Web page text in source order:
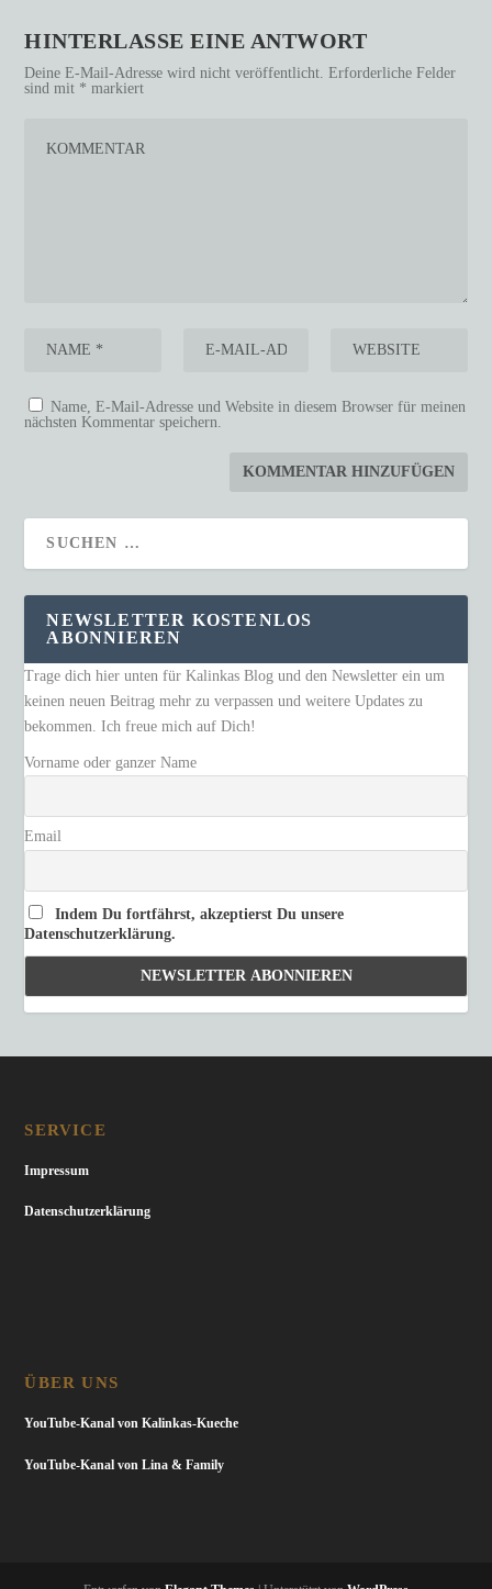
HINTERLASSE EINE ANTWORT
Deine E-Mail-Adresse wird nicht veröffentlicht. Erforderliche Felder
sind mit * markiert
Name, E-Mail-Adresse und Website in diesem Browser für meinen
nächsten Kommentar speichern.
NEWSLETTER KOSTENLOS
ABONNIEREN
Trage dich hier unten für Kalinkas Blog und den Newsletter ein um
keinen neuen Beitrag mehr zu verpassen und weitere Updates zu
bekommen. Ich freue mich auf Dich!
Vorname oder ganzer Name
Email
Indem Du fortfährst, akzeptierst Du unsere
Datenschutzerklärung.
SERVICE
Impressum
Datenschutzerklärung
ÜBER UNS
YouTube-Kanal von Kalinkas-Kueche
YouTube-Kanal von Lina & Family